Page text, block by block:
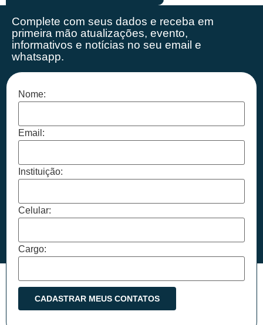
Complete com seus dados e receba em
primeira mão atualizações, evento,
informativos e notícias no seu email e
whatsapp.
Nome:
Email:
Instituição:
Celular:
Cargo: